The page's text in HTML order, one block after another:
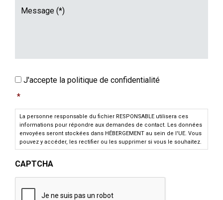
Consentement
J'accepte la politique de confidentialité
*
La personne responsable du fichier RESPONSABLE utilisera ces
informations pour répondre aux demandes de contact. Les données
envoyées seront stockées dans HÉBERGEMENT au sein de l'UE. Vous
pouvez y accéder, les rectifier ou les supprimer si vous le souhaitez.
CAPTCHA